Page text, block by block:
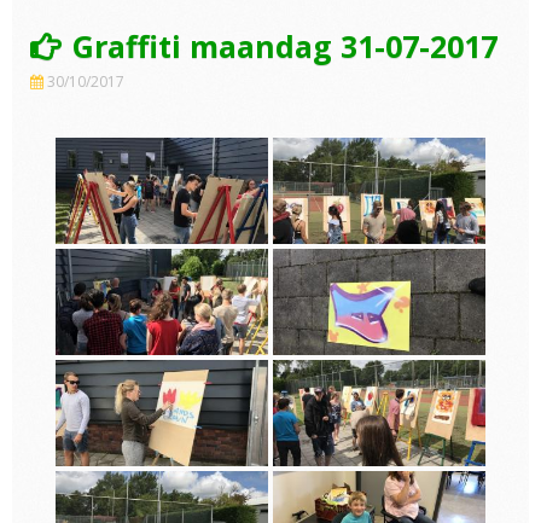
Graffiti maandag 31-07-2017
30/10/2017